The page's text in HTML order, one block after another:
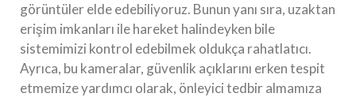
görüntüler elde edebiliyoruz. Bunun yanı sıra, uzaktan
erişim imkanları ile hareket halindeyken bile
sistemimizi kontrol edebilmek oldukça rahatlatıcı.
Ayrıca, bu kameralar, güvenlik açıklarını erken tespit
etmemize yardımcı olarak, önleyici tedbir almamıza